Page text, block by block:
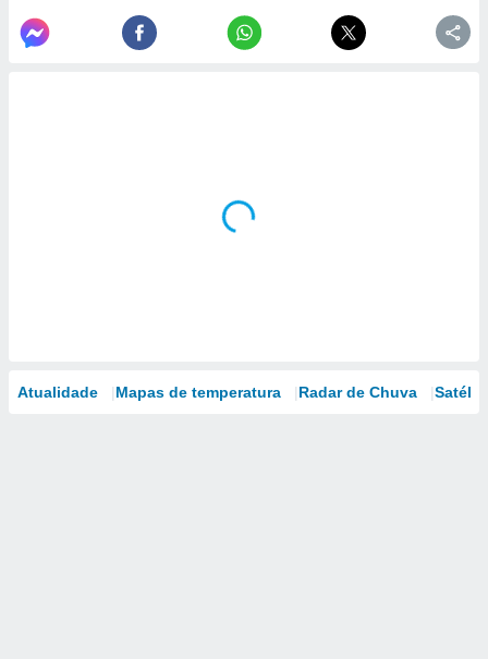
Atualidade Mapas de temperatura Radar de Chuva